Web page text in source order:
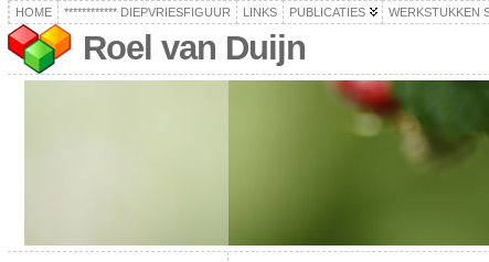
HOME ************ DIEPVRIESFIGUUR LINKS PUBLICATIES WERKSTUKKEN
Roel van Duijn